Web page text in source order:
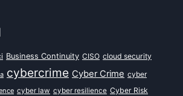
Business Continuity CISO cloud security
cybercrime Cyber Crime cyber
cyber law cyber resilience Cyber Risk